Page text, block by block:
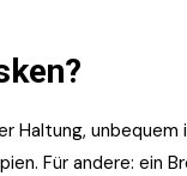
Haltung,
Für andere: ein